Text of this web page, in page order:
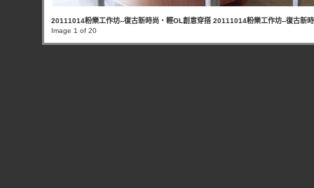
20111014粉樂工作坊--復古新時尚‧輕OL創意穿搭 20111014粉樂工作坊--復古新
Image 1 of 20